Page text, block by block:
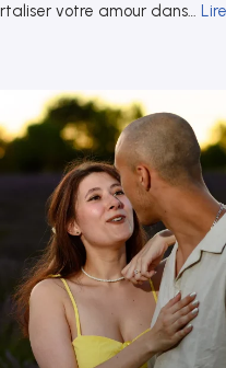
votre amour dans…